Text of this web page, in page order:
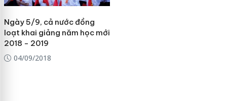
Ngày 5/9, cả nước đồng
loạt khai giảng năm học mới
2018 - 2019
04/09/2018